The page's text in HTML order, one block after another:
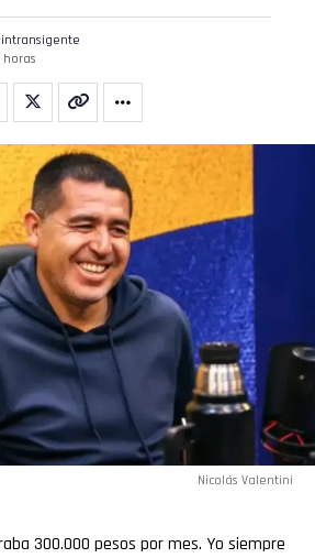
intransigente
horas
Nicolás Valentini
300.000 pesos por mes. Yo siempre